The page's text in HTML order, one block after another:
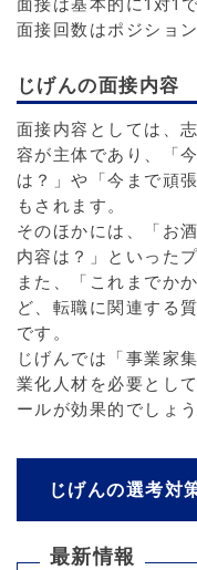
面接は基本的に1対1
面接回数はポジショ
じげんの面接内容
面接内容としては、
容が主体であり、「
は？」や「今まで頑
もされます。
そのほかには、「お
内容は？」といった
また、「これまでか
ど、転職に関連する
です。
じげんでは「事業家
業化人材を必要とし
ールが効果的でしょう
じげんの選考対
最新情報